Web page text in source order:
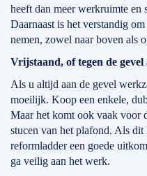
heeft dan meer werkruimte en
Daarnaast is het verstandig
nemen, zowel naar boven als
Vrijstaand, of tegen de
Als u altijd aan de gevel
moeilijk. Koop een enkele,
Maar het komt ook vaak voor
stucen van het plafond. Als dit
reformladder een goede
ga veilig aan het werk.